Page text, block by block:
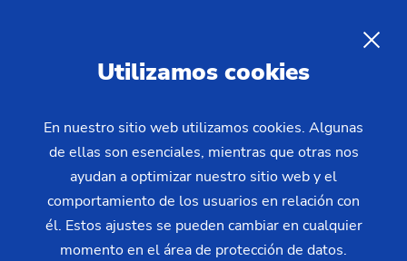
empresa
Además de los mejores medios de fabricación,
tecnologías orientadas al futuro y procesos
perfectamente coordinados, existe otro factor igual
de importante y determinante para la competencia
Utilizamos cookies
En nuestro sitio web utilizamos cookies. Algunas
de ellas son esenciales, mientras que otras nos
ayudan a optimizar nuestro sitio web y el
comportamiento de los usuarios en relación con
él. Estos ajustes se pueden cambiar en cualquier
momento en el área de protección de datos.